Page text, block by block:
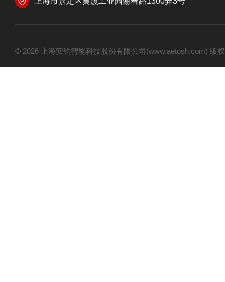
© 2026 上海安钧智能科技股份有限公司(www.aetosh.com)